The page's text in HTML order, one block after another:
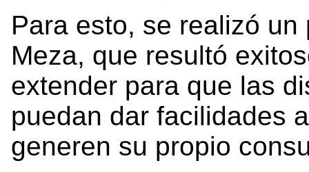
Para esto, se realizó
Meza, que resultó
extender para que las
puedan dar facilidades
generen su propio